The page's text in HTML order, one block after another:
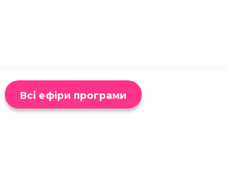
Всі ефіри програми